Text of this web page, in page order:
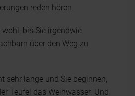
reden hören.
bis Sie irgendwie
über den Weg zu
sehr lange und Sie beginnen,
Teufel das Weihwasser. Und